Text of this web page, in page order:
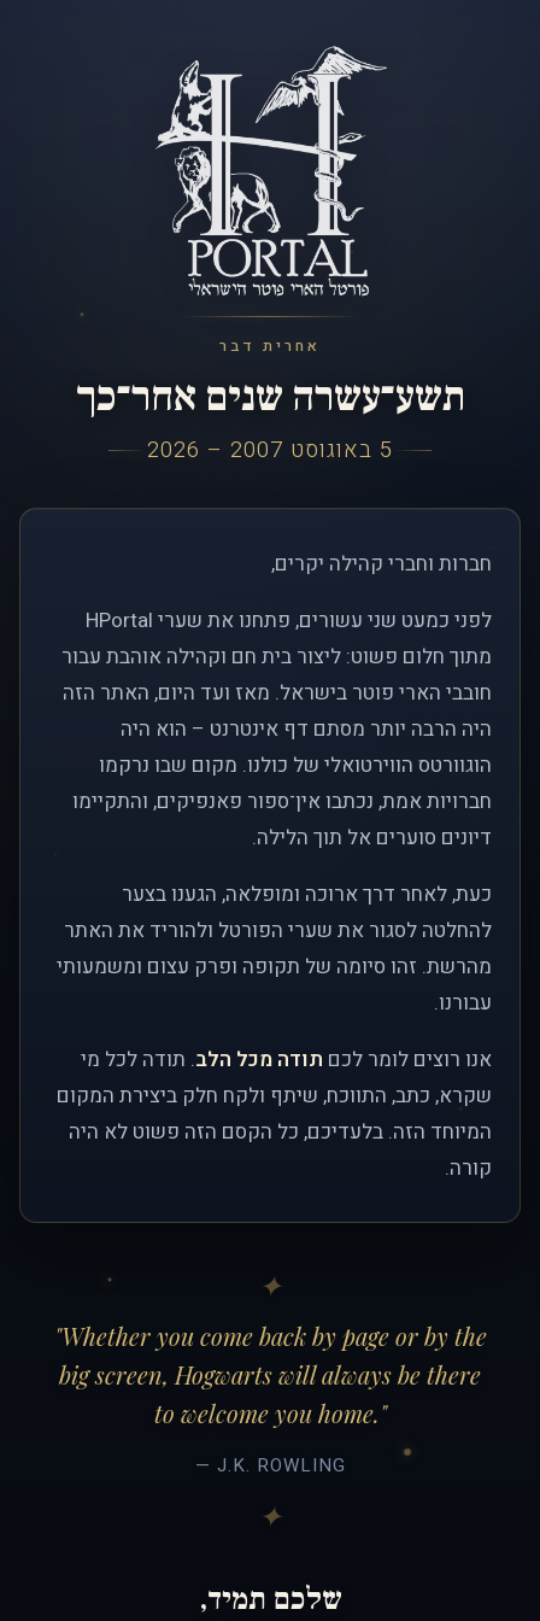
אחרית דבר
תשע־עשרה שנים אחר־כך
5 באוגוסט 2007 – 2026
חברות וחברי קהילה יקרים,
לפני כמעט שני עשורים, פתחנו את שערי HPortal
מתוך חלום פשוט: ליצור בית חם וקהילה אוהבת עבור
חובבי הארי פוטר בישראל. מאז ועד היום, האתר הזה
היה הרבה יותר מסתם דף אינטרנט – הוא היה
הוגוורטס הווירטואלי של כולנו. מקום שבו נרקמו
חברויות אמת, נכתבו אין־ספור פאנפיקים, והתקיימו
דיונים סוערים אל תוך הלילה.
כעת, לאחר דרך ארוכה ומופלאה, הגענו בצער
להחלטה לסגור את שערי הפורטל ולהוריד את האתר
מהרשת. זהו סיומה של תקופה ופרק עצום ומשמעותי
עבורנו.
אנו רוצים לומר לכם תודה מכל הלב. תודה לכל מי
שקרא, כתב, התווכח, שיתף ולקח חלק ביצירת המקום
המיוחד הזה. בלעדיכם, כל הקסם הזה פשוט לא היה
קורה.
"Whether you come back by page or by the
big screen, Hogwarts will always be there
to welcome you home."
— J.K. ROWLING
שלכם תמיד,